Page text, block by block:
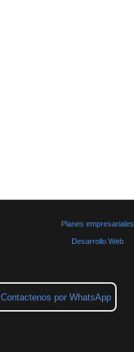
Planes empresariales
Desarrollo Web
Contactenos por WhatsApp